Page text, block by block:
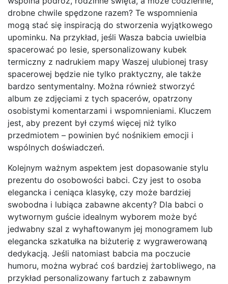
drobne chwile spędzone razem? Te wspomnienia
mogą stać się inspiracją do stworzenia wyjątkowego
upominku. Na przykład, jeśli Wasza babcia uwielbia
spacerować po lesie, spersonalizowany kubek
termiczny z nadrukiem mapy Waszej ulubionej trasy
spacerowej będzie nie tylko praktyczny, ale także
bardzo sentymentalny. Można również stworzyć
album ze zdjęciami z tych spacerów, opatrzony
osobistymi komentarzami i wspomnieniami. Kluczem
jest, aby prezent był czymś więcej niż tylko
przedmiotem – powinien być nośnikiem emocji i
wspólnych doświadczeń.
Kolejnym ważnym aspektem jest dopasowanie stylu
prezentu do osobowości babci. Czy jest to osoba
elegancka i ceniąca klasykę, czy może bardziej
swobodna i lubiąca zabawne akcenty? Dla babci o
wytwornym guście idealnym wyborem może być
jedwabny szal z wyhaftowanym jej monogramem lub
elegancka szkatułka na biżuterię z wygrawerowaną
dedykacją. Jeśli natomiast babcia ma poczucie
humoru, można wybrać coś bardziej żartobliwego, na
przykład personalizowany fartuch z zabawnym